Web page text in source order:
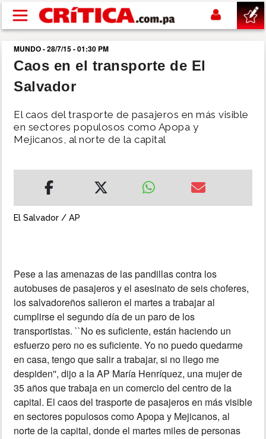
Pasar al contenido principal
buscar
SUCESOS
NACIONAL
DEPORTES
INSÓLITAS
MULTIMEDIA
MUNDO - 28/7/15 - 01:30 PM
Caos en el transporte de El
Salvador
El caos del trasporte de pasajeros en más visible
en sectores populosos como Apopa y
Mejicanos, al norte de la capital
El Salvador / AP
Pese a las amenazas de las pandillas contra los
autobuses de pasajeros y el asesinato de seis choferes,
los salvadoreños salieron el martes a trabajar al
cumplirse el segundo día de un paro de los
transportistas. ``No es suficiente, están haciendo un
esfuerzo pero no es suficiente. Yo no puedo quedarme
en casa, tengo que salir a trabajar, si no llego me
despiden'', dijo a la AP María Henríquez, una mujer de
35 años que trabaja en un comercio del centro de la
capital. El caos del trasporte de pasajeros en más visible
en sectores populosos como Apopa y Mejicanos, al
norte de la capital, donde el martes miles de personas